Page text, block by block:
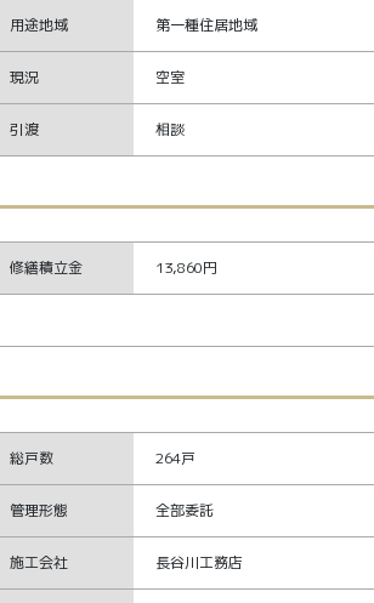
用途地域 第一種住居地域
現況 空室
引渡 相談
修繕積立金 13,860円
総戸数 264戸
管理形態 全部委託
施工会社 長谷川工務店